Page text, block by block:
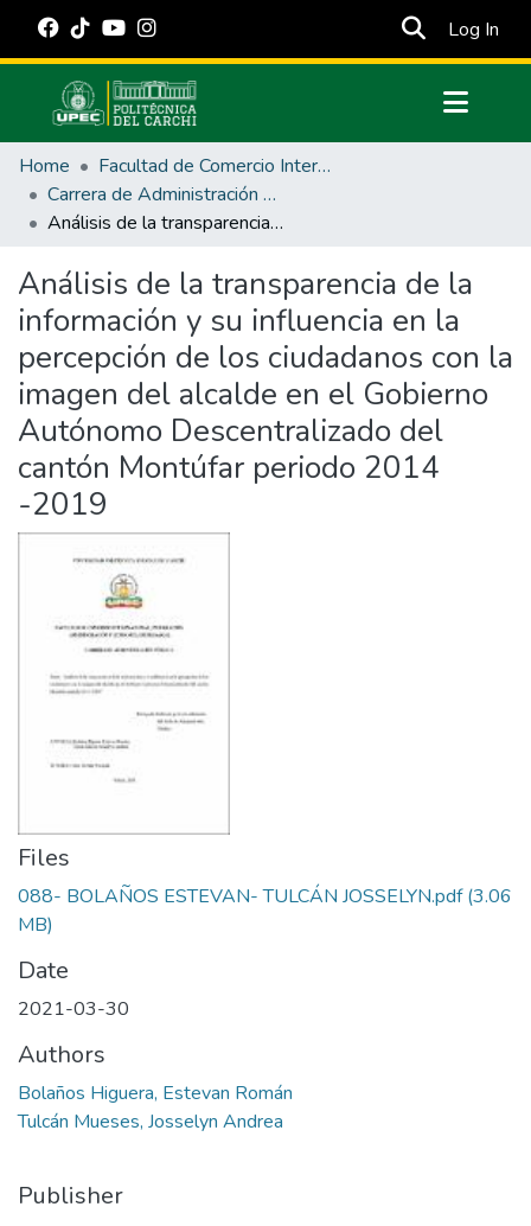
Log In
Communities & Collections
All of DSpace
Statistics
Estadísticas Externas
Manuales
Home
Facultad de Comercio Internacional, Integración, Administración y Economía Empresarial
Carrera de Administración Pública
Análisis de la transparencia de la información y su influencia en la percepción de los ciudadanos con la imagen del alcalde en el Gobierno Autónomo Descentralizado del cantón Montúfar periodo 2014 -2019
Análisis de la transparencia de la
información y su influencia en la
percepción de los ciudadanos con la
imagen del alcalde en el Gobierno
Autónomo Descentralizado del
cantón Montúfar periodo 2014
-2019
Files
088- BOLAÑOS ESTEVAN- TULCÁN JOSSELYN.pdf(3.06
MB)
Date
2021-03-30
Authors
Bolaños Higuera, Estevan Román
Tulcán Mueses, Josselyn Andrea
Publisher